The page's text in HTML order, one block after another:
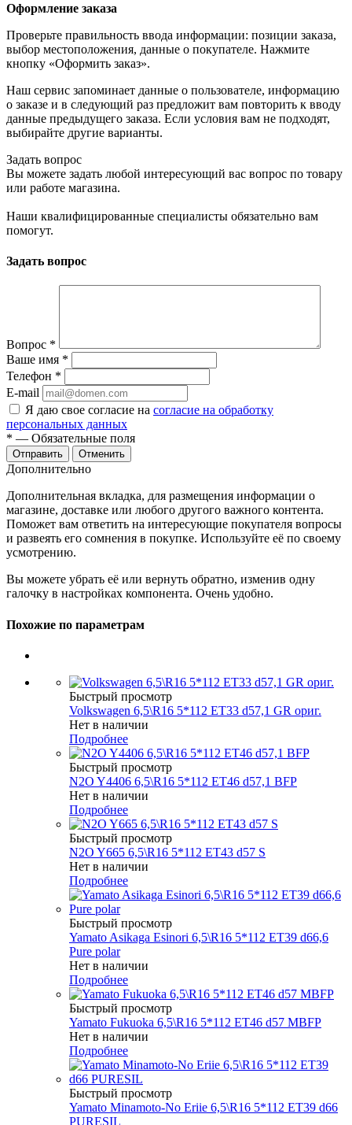
Оформление заказа
Проверьте правильность ввода информации: позиции заказа,
выбор местоположения, данные о покупателе. Нажмите
кнопку «Оформить заказ».
Наш сервис запоминает данные о пользователе, информацию
о заказе и в следующий раз предложит вам повторить к вводу
данные предыдущего заказа. Если условия вам не подходят,
выбирайте другие варианты.
Задать вопрос
Вы можете задать любой интересующий вас вопрос по товару
или работе магазина.
Наши квалифицированные специалисты обязательно вам
помогут.
Задать вопрос
Вопрос *
Ваше имя *
Телефон *
E-mail
Я даю свое согласие на согласие на обработку
персональных данных
* — Обязательные поля
Отменить
Дополнительно
Дополнительная вкладка, для размещения информации о
магазине, доставке или любого другого важного контента.
Поможет вам ответить на интересующие покупателя вопросы
и развеять его сомнения в покупке. Используйте её по своему
усмотрению.
Вы можете убрать её или вернуть обратно, изменив одну
галочку в настройках компонента. Очень удобно.
Похожие по параметрам
Быстрый просмотр
Volkswagen 6,5\R16 5*112 ET33 d57,1 GR ориг.
Нет в наличии
Подробнее
Быстрый просмотр
N2O Y4406 6,5\R16 5*112 ET46 d57,1 BFP
Нет в наличии
Подробнее
Быстрый просмотр
N2O Y665 6,5\R16 5*112 ET43 d57 S
Нет в наличии
Подробнее
Быстрый просмотр
Yamato Asikaga Esinori 6,5\R16 5*112 ET39 d66,6
Pure polar
Нет в наличии
Подробнее
Быстрый просмотр
Yamato Fukuoka 6,5\R16 5*112 ET46 d57 MBFP
Нет в наличии
Подробнее
Быстрый просмотр
Yamato Minamoto-No Eriie 6,5\R16 5*112 ET39 d66
PURESIL